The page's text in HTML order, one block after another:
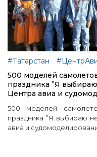
#Татарстан
500 моделей
праздника ”Я выбираю
Центра авиа и
500 моделей
праздника ”Я выбираю
авиа и